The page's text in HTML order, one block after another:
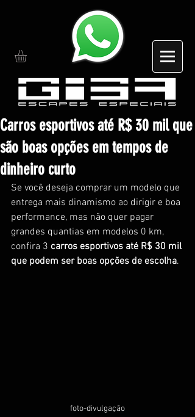
Carros esportivos até R$ 30 mil que
são boas opções em tempos de
dinheiro curto
Se você deseja comprar um modelo que
entrega mais dinamismo ao dirigir e boa
performance, mas não quer pagar
grandes quantias em modelos 0 km,
confira 3 carros esportivos até R$ 30 mil
que podem ser boas opções de escolha.
foto-divulgação